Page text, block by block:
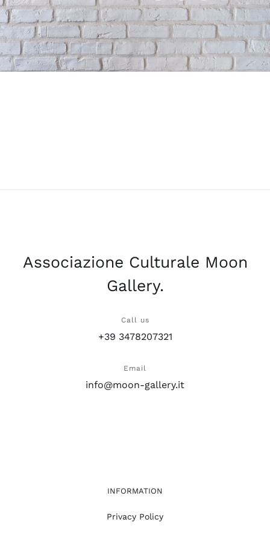
Associazione Culturale Moon
Gallery.
Call us
+39 3478207321
Email
info@moon-gallery.it
INFORMATION
Privacy Policy